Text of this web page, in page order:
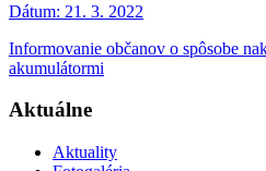
Dátum: 21. 3. 2022
Informovanie občanov o spôsobe
akumulátormi
Aktuálne
Aktuality